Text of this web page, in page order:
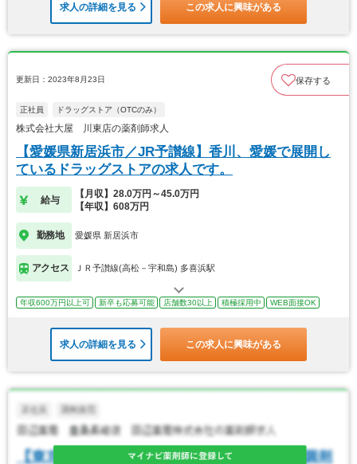
求人の詳細を見る この求人に興味がある
更新日：2023年8月23日 保存する
正社員 ドラッグストア（OTCのみ）
株式会社大屋 川東店の薬剤師求人
【愛媛県新居浜市／JR予讃線】香川、愛媛で展開し
ているドラッグストアの求人です。
給与
【月収】28.0万円～45.0万円
【年収】608万円
勤務地 愛媛県 新居浜市
アクセス ＪＲ予讃線(高松－宇和島) 多喜浜駅
年収600万円以上可 新卒も応募可能 店舗数30以上 積極採用中 WEB面接OK
求人の詳細を見る この求人に興味がある